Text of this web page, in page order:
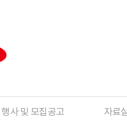
행사 및 모집공고 자료실